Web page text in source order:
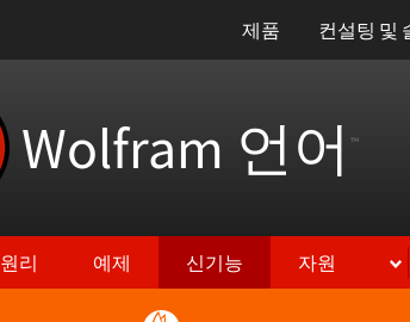
제품 컨설팅 및
Wolfram 언어 ™
원리 예제 신기능 자원